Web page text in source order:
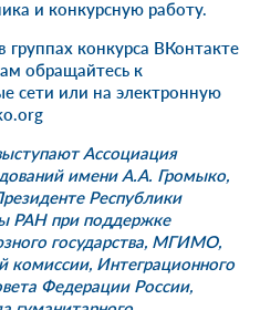
и конкурсную работу.
конкурса ВКонтакте
обращайтесь к
сети или на электронную
Ассоциация
имени А.А. Громыко,
Республики
РАНпри поддержке
государства, МГИМО,
комиссии, Интеграционного
Федерации России,